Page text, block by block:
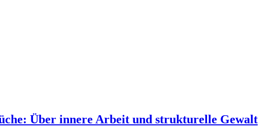
Über innere Arbeit und strukturelle Gewalt